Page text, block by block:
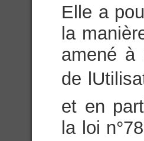
Elle a
la
amené à
de
et en
la loi